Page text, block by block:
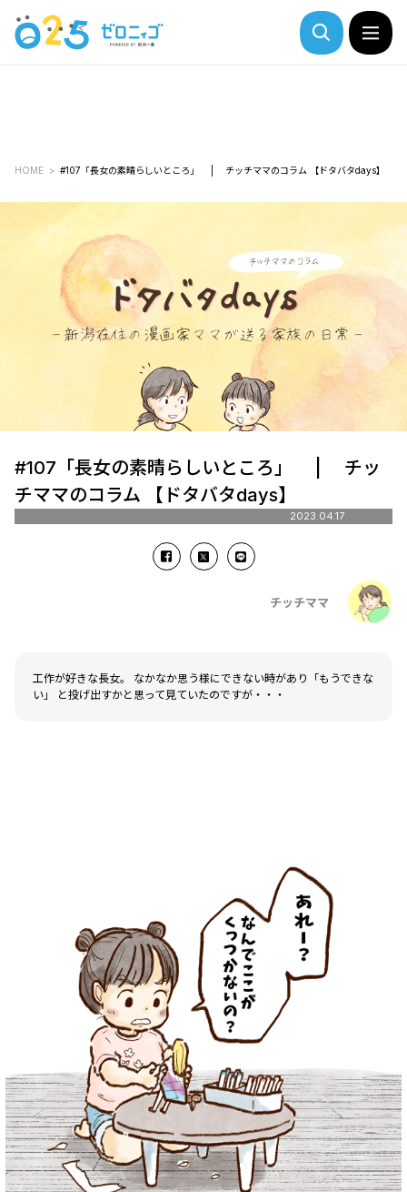
HOME #107「長女の素晴らしいところ」 | チッチママのコラム 【ドタバタdays】
#107「長女の素晴らしいところ」 | チッ
チママのコラム 【ドタバタdays】
2023.04.17
チッチママ
工作が好きな長女。 なかなか思う様にできない時があり「もうできな
い」 と投げ出すかと思って見ていたのですが・・・